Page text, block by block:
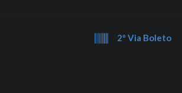
2º Via Boleto